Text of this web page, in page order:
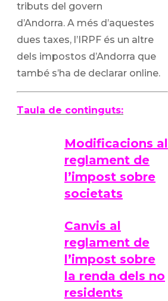
tributs del govern
d’Andorra. A més d’aquestes
dues taxes, l’IRPF és un altre
dels impostos d’Andorra que
també s’ha de declarar online.
Taula de continguts:
Modificacions al
reglament de
l’impost sobre
societats
Canvis al
reglament de
l’impost sobre
la renda dels no
residents